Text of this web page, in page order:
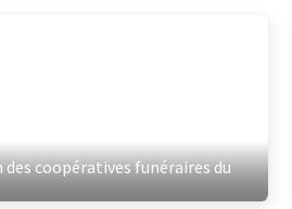
des coopératives funéraires du